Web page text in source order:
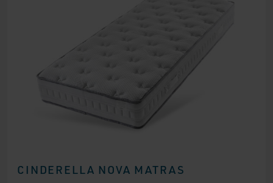
CINDERELLA NOVA MATRAS